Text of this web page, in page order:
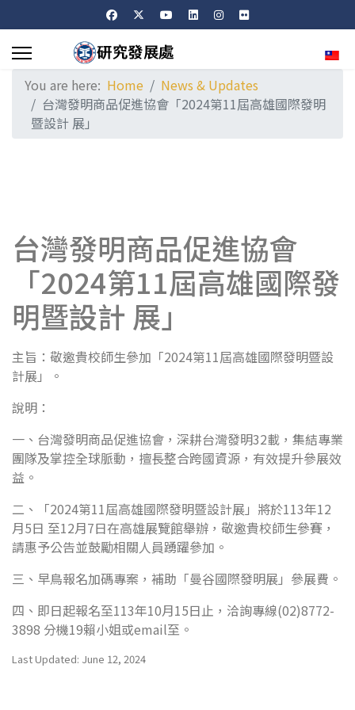
You are here: Home
News & Updates
台灣發明商品促進協會「2024第11屆高雄國際發明
暨設計 展」
台灣發明商品促進協會
「2024第11屆高雄國際發
明暨設計 展」
主旨：敬邀貴校師生參加「2024第11屆高雄國際發明暨設
計展」。
說明：
一、台灣發明商品促進協會，深耕台灣發明32載，集結專業
團隊及掌控全球脈動，擅長整合跨國資源，有效提升參展效
益。
二、「2024第11屆高雄國際發明暨設計展」將於113年12
月5日 至12月7日在高雄展覽館舉辦，敬邀貴校師生參賽，
請惠予公告並鼓勵相關人員踴躍參加。
三、早鳥報名加碼專案，補助「曼谷國際發明展」參展費。
四、即日起報名至113年10月15日止，洽詢專線(02)8772-
3898 分機19賴小姐或email至 。
Last Updated: June 12, 2024